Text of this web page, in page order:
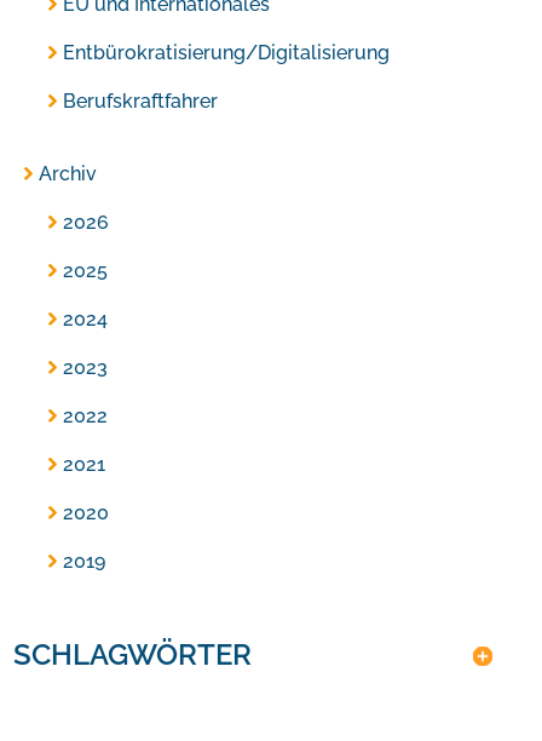
EU und Internationales
Entbürokratisierung/Digitalisierung
Berufskraftfahrer
Archiv
2026
2025
2024
2023
2022
2021
2020
2019
SCHLAGWÖRTER